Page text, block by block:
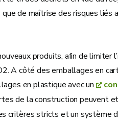
de maîtrise des risques liés
produits, afin de limiter
A côté des emballages en
en plastique avec un
de la construction peuvent
critères stricts et un système